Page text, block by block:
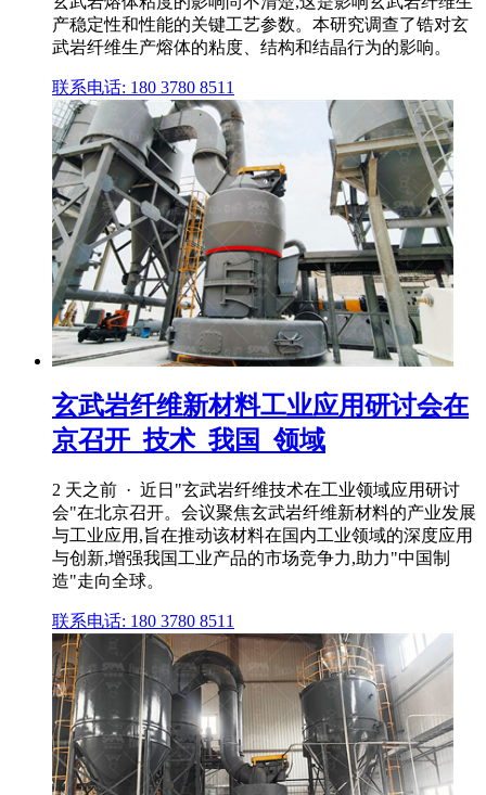
产稳定性和性能的关键工艺参数。本研究调查了锆对玄
武岩纤维生产熔体的粘度、结构和结晶行为的影响。
联系电话: 180 3780 8511
玄武岩纤维新材料工业应用研讨会在
京召开_技术_我国_领域
2 天之前 · 近日"玄武岩纤维技术在工业领域应用研讨
会"在北京召开。会议聚焦玄武岩纤维新材料的产业发展
与工业应用,旨在推动该材料在国内工业领域的深度应用
与创新,增强我国工业产品的市场竞争力,助力"中国制
造"走向全球。
联系电话: 180 3780 8511